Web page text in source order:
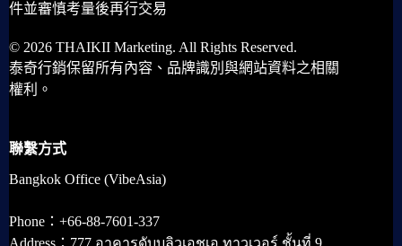
件並審慎考量後再行交易
© 2026 THAIKII Marketing. All Rights Reserved.
泰奇行銷保留所有內容、品牌識別與網站資料之相關
權利。
聯繫方式
Bangkok Office (VibeAsia)
Phone：+66-88-7601-337
Address：777 อาคารดับบลิวเอชเอ ทาวเวอร์ ชั้นที่ 9